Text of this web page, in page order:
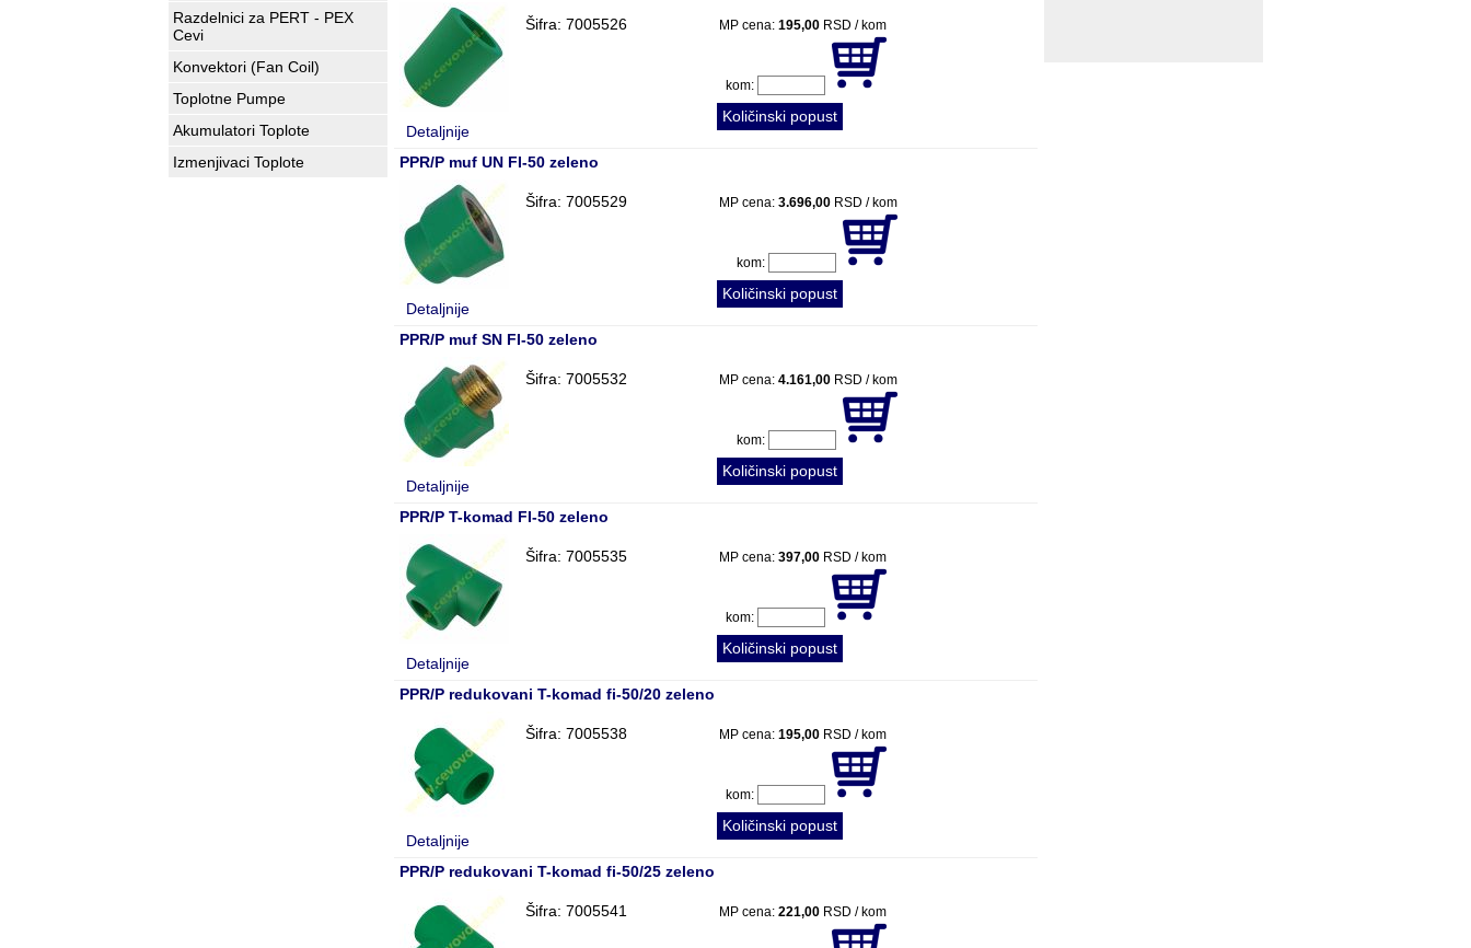
Razdelnici za PERT - PEX
Cevi
Konvektori (Fan Coil)
Toplotne Pumpe
Akumulatori Toplote
Izmenjivaci Toplote
Detaljnije
Šifra: 7005526 MP cena: 195,00RSD / kom
kom:
Količinski popust
PPR/P muf UN FI-50 zeleno
Detaljnije
Šifra: 7005529 MP cena: 3.696,00RSD / kom
kom:
Količinski popust
PPR/P muf SN FI-50 zeleno
Detaljnije
Šifra: 7005532 MP cena: 4.161,00RSD / kom
kom:
Količinski popust
PPR/P T-komad FI-50 zeleno
Detaljnije
Šifra: 7005535 MP cena: 397,00RSD / kom
kom:
Količinski popust
PPR/P redukovani T-komad fi-50/20 zeleno
Detaljnije
Šifra: 7005538 MP cena: 195,00RSD / kom
kom:
Količinski popust
PPR/P redukovani T-komad fi-50/25 zeleno
Šifra: 7005541 MP cena: 221,00RSD / kom